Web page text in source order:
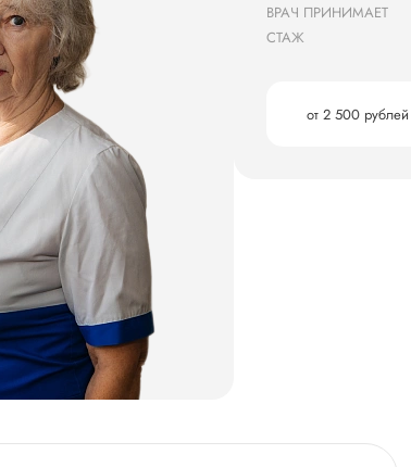
ВРАЧ ПРИНИМАЕТ
СТАЖ
от 2 500 рублей